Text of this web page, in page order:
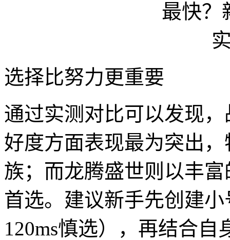
选择比努力更重要
通过实测对比可以发现
好度方面表现最为突出
族；而龙腾盛世则以丰
首选。建议新手先创建
120ms慎选），再结合